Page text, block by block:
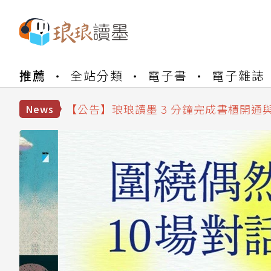
推薦 全站分類 電子書 電子雜誌
News
【公告】琅琅書店服務升級重要說明及
【公告】琅琅讀墨書櫃開通常見問題
【公告】琅琅書店服務升級重要說明及